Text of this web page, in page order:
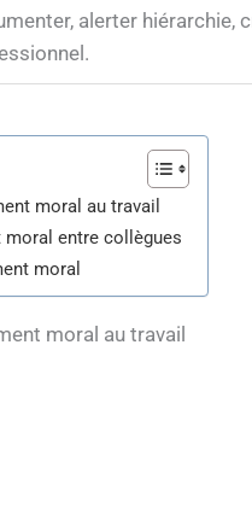
alerter hiérarchie,
moral au travail
entre collègues
moral
moral au travail